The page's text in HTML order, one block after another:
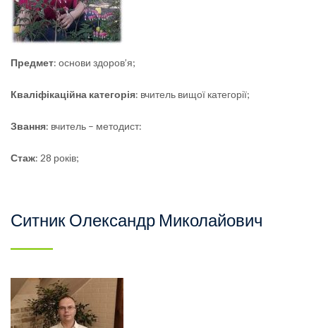
Предмет: основи здоров’я;
Кваліфікаційна категорія: вчитель вищої категорії;
Звання: вчитель – методист:
Стаж: 28 років;
Ситник Олександр Миколайович